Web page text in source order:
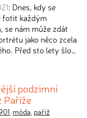
: Dnes, kdy se
fotit každým
se nám může zdát
jako něco zcela
Před sto lety šlo…
podzimní
Paříže
, móda, paříž